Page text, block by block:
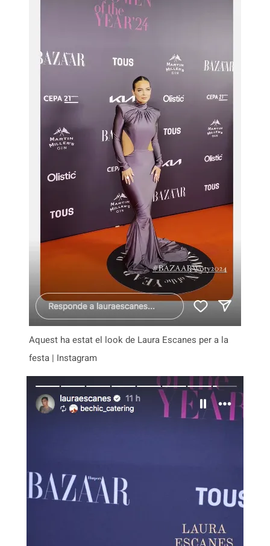
Aquest ha estat el look de Laura Escanes per a la
festa | Instagram